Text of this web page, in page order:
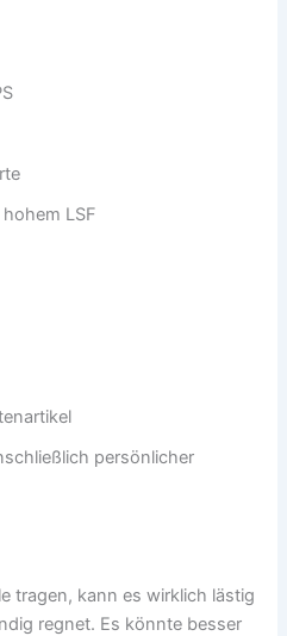
LSF
persönlicher
tragen, kann es wirklich lästig
regnet. Es könnte besser